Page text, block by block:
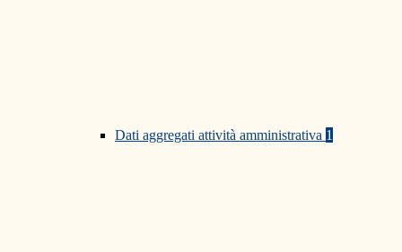
Dati aggregati attività amministrativa 1